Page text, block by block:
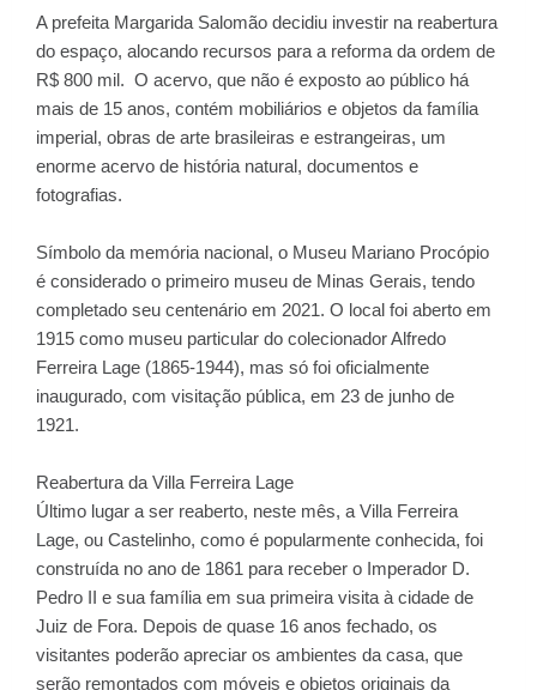
A prefeita Margarida Salomão decidiu investir na reabertura
do espaço, alocando recursos para a reforma da ordem de
R$ 800 mil. O acervo, que não é exposto ao público há
mais de 15 anos, contém mobiliários e objetos da família
imperial, obras de arte brasileiras e estrangeiras, um
enorme acervo de história natural, documentos e
fotografias.
Símbolo da memória nacional, o Museu Mariano Procópio
é considerado o primeiro museu de Minas Gerais, tendo
completado seu centenário em 2021. O local foi aberto em
1915 como museu particular do colecionador Alfredo
Ferreira Lage (1865-1944), mas só foi oficialmente
inaugurado, com visitação pública, em 23 de junho de
1921.
Reabertura da Villa Ferreira Lage
Último lugar a ser reaberto, neste mês, a Villa Ferreira
Lage, ou Castelinho, como é popularmente conhecida, foi
construída no ano de 1861 para receber o Imperador D.
Pedro II e sua família em sua primeira visita à cidade de
Juiz de Fora. Depois de quase 16 anos fechado, os
visitantes poderão apreciar os ambientes da casa, que
serão remontados com móveis e objetos originais da